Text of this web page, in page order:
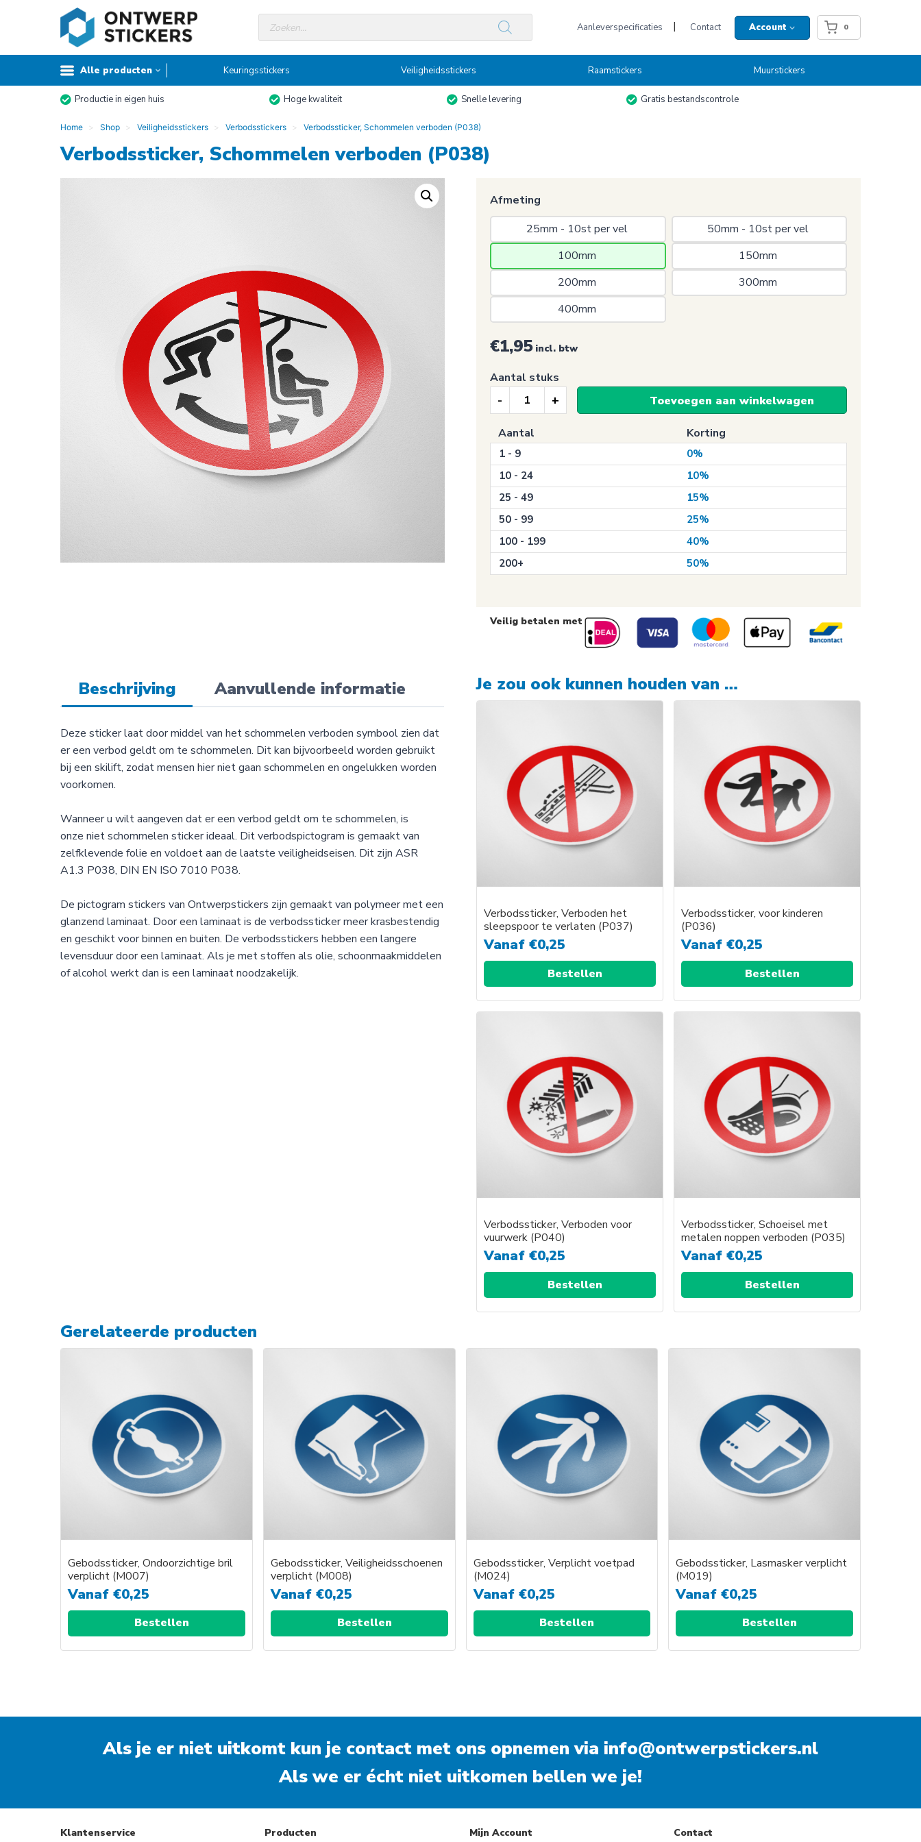
Producten
zoeken Aanleverspecificaties Contact Account 0
Alle producten Keuringsstickers Veiligheidsstickers Raamstickers Muurstickers
Productie in eigen huis Hoge kwaliteit Snelle levering Gratis bestandscontrole
Home Shop Veiligheidsstickers Verbodsstickers Verbodssticker, Schommelen verboden (P038)
Verbodssticker, Schommelen verboden (P038)
Afmeting
25mm - 10st per vel
50mm - 10st per vel
100mm
150mm
200mm
300mm
400mm
€1,95 incl. btw
Verbodssticker,
verboden
(P038)
aantal
Aantal stuks
Toevoegen aan winkelwagen
Aantal Korting
1 - 9
0%
10 - 24
10%
25 - 49
15%
50 - 99
25%
100 - 199
40%
200+
50%
Veilig betalen met
Beschrijving Aanvullende informatie
Deze sticker laat door middel van het schommelen verboden symbool zien dat
er een verbod geldt om te schommelen. Dit kan bijvoorbeeld worden gebruikt
bij een skilift, zodat mensen hier niet gaan schommelen en ongelukken worden
voorkomen.
Wanneer u wilt aangeven dat er een verbod geldt om te schommelen, is
onze niet schommelen sticker ideaal. Dit verbodspictogram is gemaakt van
zelfklevende folie en voldoet aan de laatste veiligheidseisen. Dit zijn ASR
A1.3 P038, DIN EN ISO 7010 P038.
De pictogram stickers van Ontwerpstickers zijn gemaakt van polymeer met een
glanzend laminaat. Door een laminaat is de verbodssticker meer krasbestendig
en geschikt voor binnen en buiten. De verbodsstickers hebben een langere
levensduur door een laminaat. Als je met stoffen als olie, schoonmaakmiddelen
of alcohol werkt dan is een laminaat noodzakelijk.
Je zou ook kunnen houden van …
Verbodssticker, Verboden het
sleepspoor te verlaten (P037)
Vanaf€0,25
Bestellen
Verbodssticker, voor kinderen
(P036)
Vanaf€0,25
Bestellen
Verbodssticker, Verboden voor
vuurwerk (P040)
Vanaf€0,25
Bestellen
Verbodssticker, Schoeisel met
metalen noppen verboden (P035)
Vanaf€0,25
Bestellen
Gerelateerde producten
Gebodssticker, Ondoorzichtige bril
verplicht (M007)
Vanaf €0,25
Bestellen
Gebodssticker, Veiligheidsschoenen
verplicht (M008)
Vanaf €0,25
Bestellen
Gebodssticker, Verplicht voetpad
(M024)
Vanaf €0,25
Bestellen
Gebodssticker, Lasmasker verplicht
(M019)
Vanaf€0,25
Bestellen
Als je er niet uitkomt kun je contact met ons opnemen via info@ontwerpstickers.nl
Als we er écht niet uitkomen bellen we je!
Klantenservice Producten Mijn Account Contact